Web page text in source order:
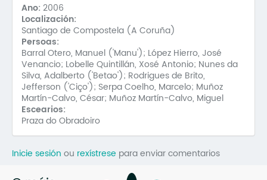
Ano: 2006
Localización:
Santiago de Compostela (A Coruña)
Persoas:
Barral Otero, Manuel ('Manu'); López Hierro, José
Venancio; Lobelle Quintillán, Xosé Antonio; Nunes da
Silva, Adalberto ('Betao'); Rodrigues de Brito,
Jefferson ('Ciço'); Serpa Coelho, Marcelo; Muñoz
Martín-Calvo, César; Muñoz Martín-Calvo, Miguel
Escearios:
Praza do Obradoiro
Inicie sesión ou rexístrese para enviar comentarios